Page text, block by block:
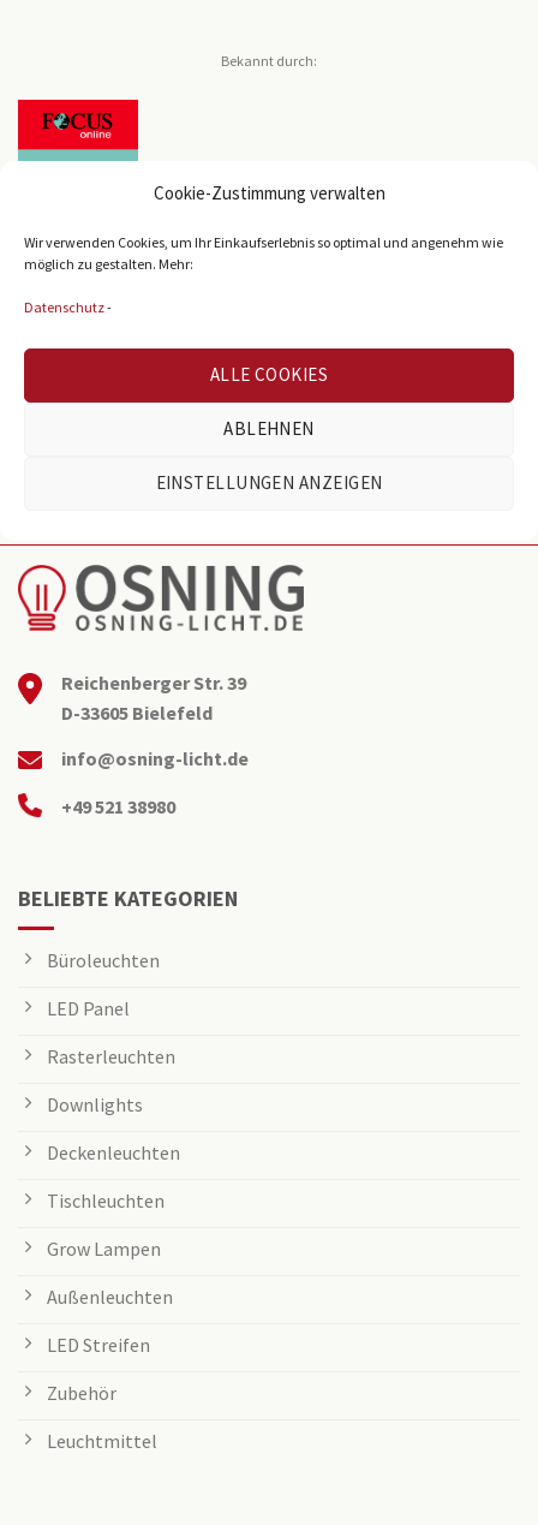
Cookie-Zustimmung verwalten
Wir verwenden Cookies, um Ihr Einkaufserlebnis so optimal und angenehm wie
möglich zu gestalten. Mehr:
Datenschutz-
ALLE COOKIES
ABLEHNEN
EINSTELLUNGEN ANZEIGEN
Bekannt durch:
Reichenberger Str. 39
D-33605 Bielefeld
info@osning-licht.de
+49 521 38980
BELIEBTE KATEGORIEN
Büroleuchten
LED Panel
Rasterleuchten
Downlights
Deckenleuchten
Tischleuchten
Grow Lampen
Außenleuchten
LED Streifen
Zubehör
Leuchtmittel